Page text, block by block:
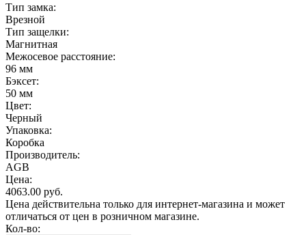
Тип замка:
Врезной
Тип защелки:
Магнитная
Межосевое расстояние:
96 мм
Бэксет:
50 мм
Цвет:
Черный
Упаковка:
Коробка
Производитель:
AGB
Цена:
4063.00 руб.
Цена действительна только для интернет-магазина и может
отличаться от цен в розничном магазине.
Кол-во: